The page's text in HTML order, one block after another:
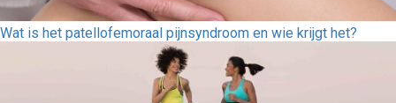
Wat is het patellofemoraal pijnsyndroom en wie krijgt het?